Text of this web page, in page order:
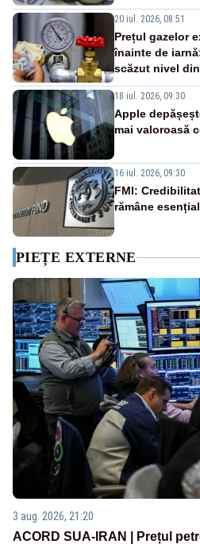
20 iul. 2026, 08:51
Prețul gazelor
înainte de
scăzut nivel
18 iul. 2026, 09:30
Apple
mai valoroasă
16 iul. 2026, 09:30
FMI:
rămâne
PIEȚE EXTERNE
3 aug. 2026, 21:20
ACORD SUA-IRAN | Prețul